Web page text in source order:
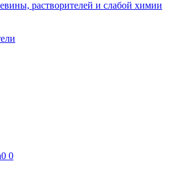
растворителей и слабой химии
0 0